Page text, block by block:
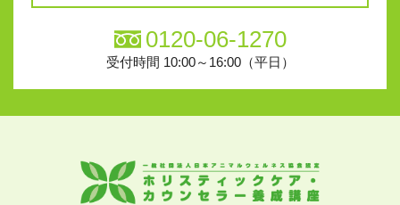
0120-06-1270
受付時間 10:00～16:00（平日）